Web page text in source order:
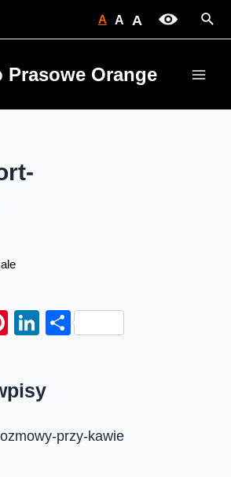
A A A
Prasowe Orange
Pinterest
LinkedIn
Share
przy-kawie